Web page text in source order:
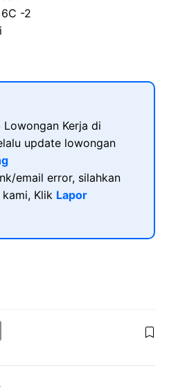
-2
Kerja di
update lowongan
email error, silahkan
Klik Lapor